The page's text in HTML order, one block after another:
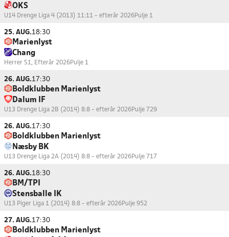
OKS
U14 Drenge Liga 4 (2013) 11:11 - efterår 2026Pulje 1
25. AUG.18:30
Marienlyst
Chang
Herrer S1, Efterår 2026Pulje 1
26. AUG.17:30
Boldklubben Marienlyst
Dalum IF
U13 Drenge Liga 2B (2014) 8:8 - efterår 2026Pulje 729
26. AUG.17:30
Boldklubben Marienlyst
Næsby BK
U13 Drenge Liga 2A (2014) 8:8 - efterår 2026Pulje 717
26. AUG.18:30
BM/TPI
Stensballe IK
U13 Piger Liga 1 (2014) 8:8 - efterår 2026Pulje 952
27. AUG.17:30
Boldklubben Marienlyst